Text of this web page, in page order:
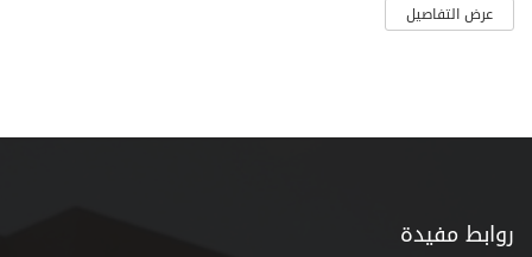
عرض التفاصيل
روابط مفيدة